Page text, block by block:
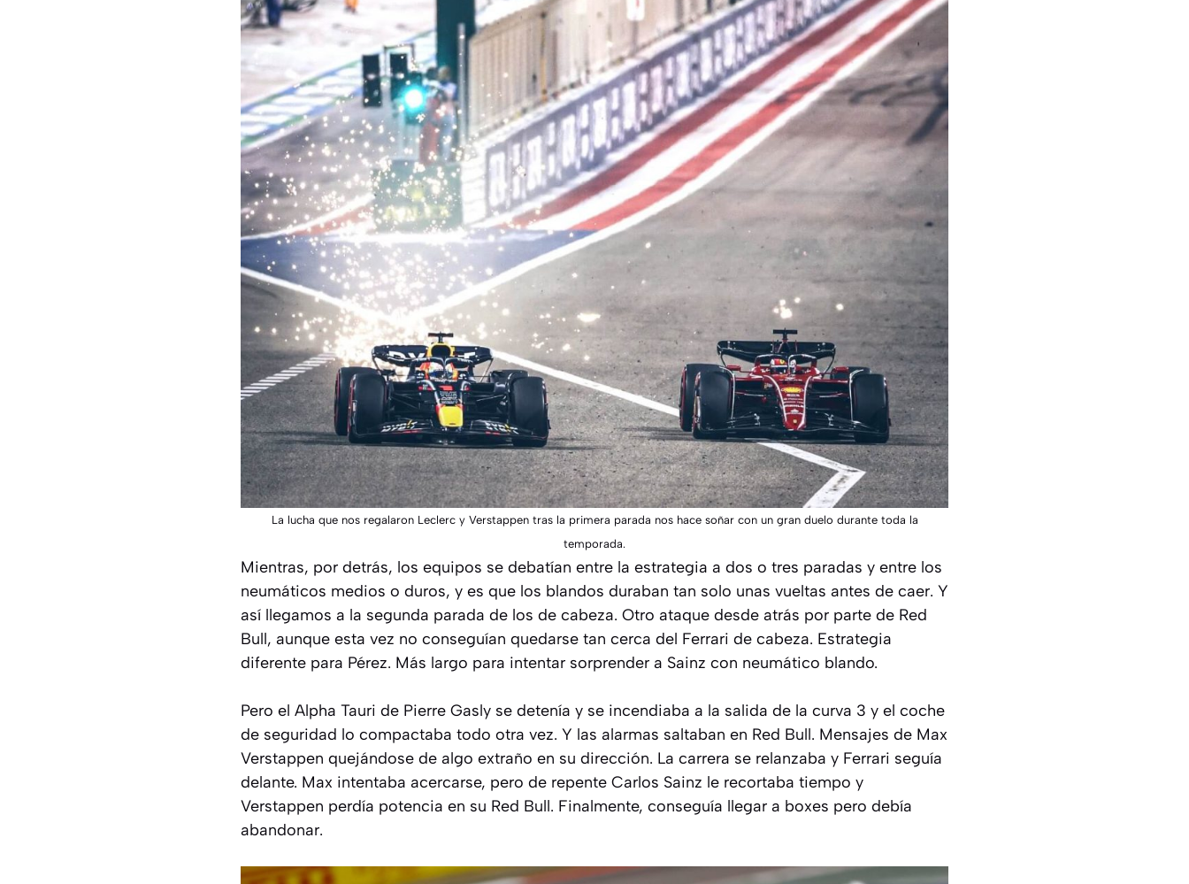
La lucha que nos regalaron Leclerc y Verstappen tras la primera parada nos hace soñar con un gran duelo durante toda la
temporada.
Mientras, por detrás, los equipos se debatían entre la estrategia a dos o tres paradas y entre los
neumáticos medios o duros, y es que los blandos duraban tan solo unas vueltas antes de caer. Y
así llegamos a la segunda parada de los de cabeza. Otro ataque desde atrás por parte de Red
Bull, aunque esta vez no conseguían quedarse tan cerca del Ferrari de cabeza. Estrategia
diferente para Pérez. Más largo para intentar sorprender a Sainz con neumático blando.
Pero el Alpha Tauri de Pierre Gasly se detenía y se incendiaba a la salida de la curva 3 y el coche
de seguridad lo compactaba todo otra vez. Y las alarmas saltaban en Red Bull. Mensajes de Max
Verstappen quejándose de algo extraño en su dirección. La carrera se relanzaba y Ferrari seguía
delante. Max intentaba acercarse, pero de repente Carlos Sainz le recortaba tiempo y
Verstappen perdía potencia en su Red Bull. Finalmente, conseguía llegar a boxes pero debía
abandonar.